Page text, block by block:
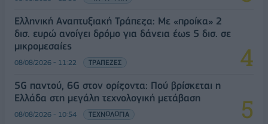
Ελληνική Αναπτυξιακή Τράπεζα: Με «προίκα» 2
δισ. ευρώ ανοίγει δρόμο για δάνεια έως 5 δισ. σε
μικρομεσαίες
08/08/2026 - 11:22 ΤΡΑΠΕΖΕΣ
5G παντού, 6G στον ορίζοντα: Πού βρίσκεται η
Ελλάδα στη μεγάλη τεχνολογική μετάβαση
08/08/2026 - 10:54 ΤΕΧΝΟΛΟΓΙΑ